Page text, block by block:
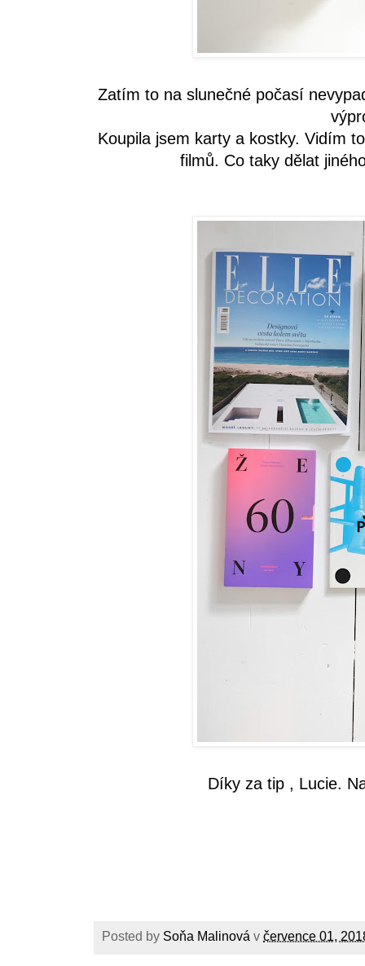
Zatím to na slunečné počasí
Koupila jsem karty a kostky. Vidím
filmů. Co taky dělat
Díky za tip , Lucie.
Posted by Soňa Malinová v července 01,